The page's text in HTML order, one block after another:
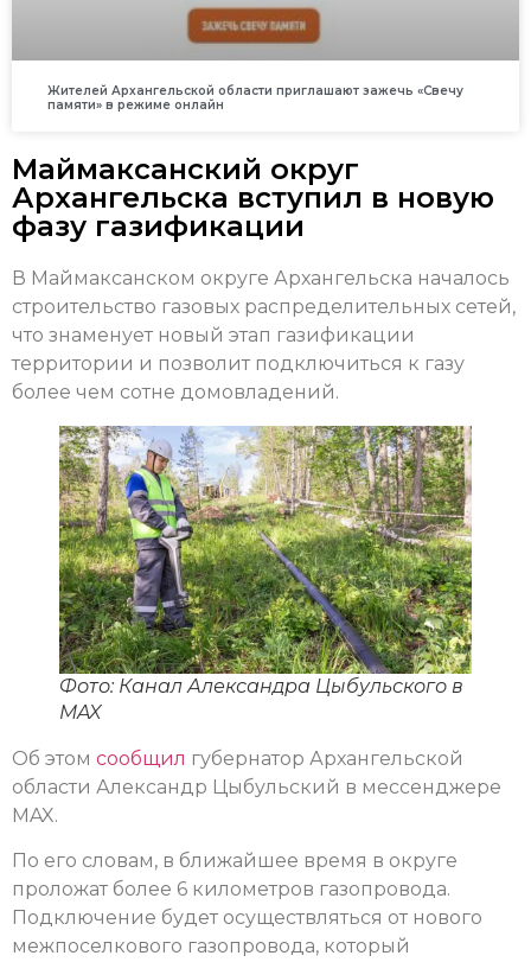
Жителей Архангельской области приглашают зажечь «Свечу
памяти» в режиме онлайн
Маймаксанский округ
Архангельска вступил в новую
фазу газификации
В Маймаксанском округе Архангельска началось
строительство газовых распределительных сетей,
что знаменует новый этап газификации
территории и позволит подключиться к газу
более чем сотне домовладений.
Фото: Канал Александра Цыбульского в
MAX
Об этом сообщил губернатор Архангельской
области Александр Цыбульский в мессенджере
MAX.
По его словам, в ближайшее время в округе
проложат более 6 километров газопровода.
Подключение будет осуществляться от нового
межпоселкового газопровода, который